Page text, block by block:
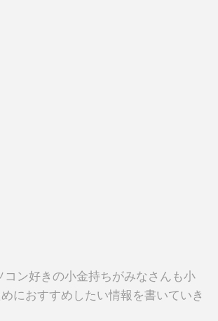
コン好きの小金持ちがみなさんも小
におすすめしたい情報を書いていき